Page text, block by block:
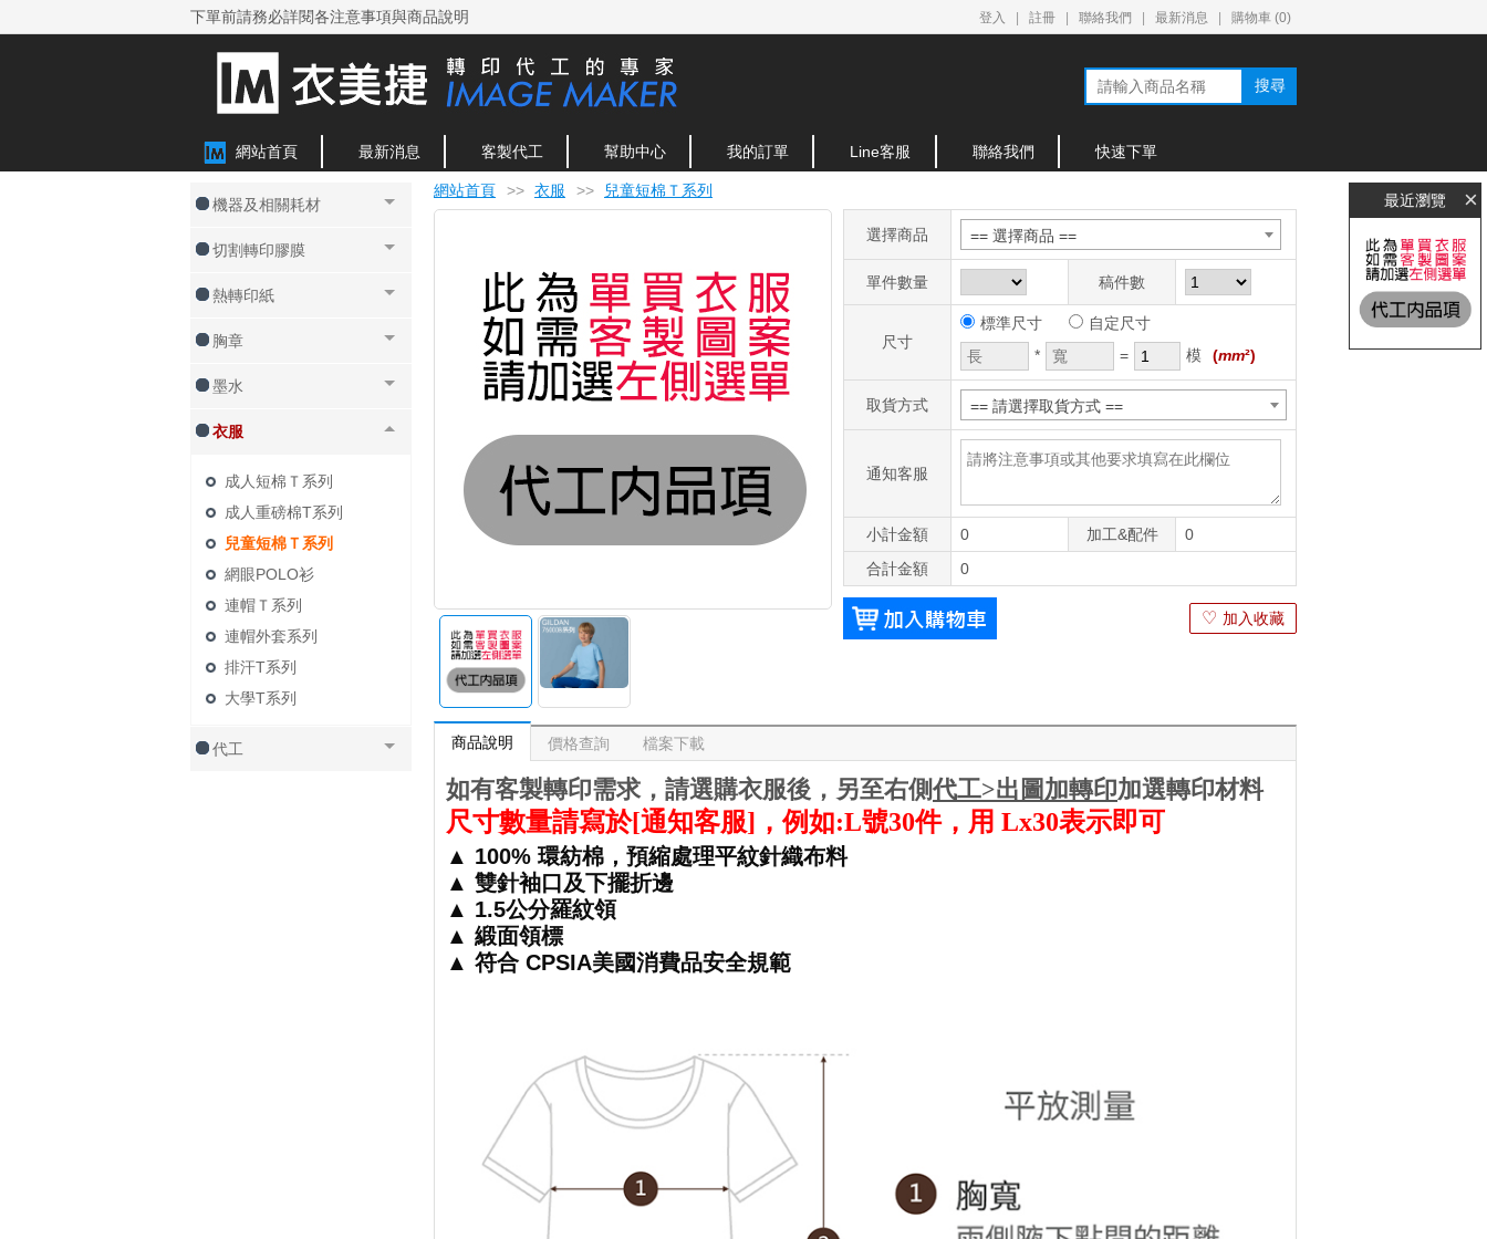
下單前請務必詳閱各注意事項與商品說明 登入 註冊 聯絡我們 最新消息 購物車 (0)
搜尋
網站首頁 最新消息 客製代工 幫助中心 我的訂單 Line客服 聯絡我們 快速下單
機器及相關耗材
切割轉印膠膜
熱轉印紙
胸章
墨水
衣服
成人短棉Ｔ系列
成人重磅棉T系列
兒童短棉Ｔ系列
網眼POLO衫
連帽Ｔ系列
連帽外套系列
排汗T系列
大學T系列
代工
網站首頁 >> 衣服 >> 兒童短棉Ｔ系列
選擇商品 == 選擇商品 ==
單件數量 稿件數
尺寸
標準尺寸
自定尺寸
*
= 模 (mm²)
取貨方式 == 請選擇取貨方式 ==
通知客服
小計金額 0 加工&配件
0
合計金額
0
♡ 加入收藏
商品說明 價格查詢 檔案下載
如有客製轉印需求，請選購衣服後，另至右側代工>出圖加轉印加選轉印材料
尺寸數量請寫於[通知客服]，例如:L號30件，用 Lx30表示即可
▲ 100% 環紡棉，預縮處理平紋針織布料
▲ 雙針袖口及下擺折邊
▲ 1.5公分羅紋領
▲ 緞面領標
▲ 符合 CPSIA美國消費品安全規範
最近瀏覽 ×